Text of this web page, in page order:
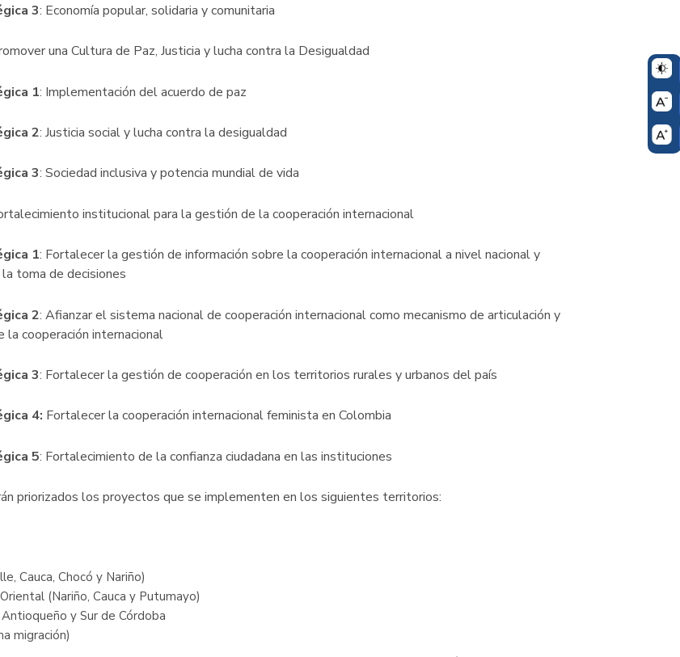
3: Economía popular, solidaria y comunitaria
una Cultura de Paz, Justicia y lucha contra la Desigualdad
1: Implementación del acuerdo de paz
2: Justicia social y lucha contra la desigualdad
3: Sociedad inclusiva y potencia mundial de vida
institucional para la gestión de la cooperación internacional
1: Fortalecer la gestión de información sobre la cooperación internacional a nivel nacional y
toma de decisiones
2: Afianzar el sistema nacional de cooperación internacional como mecanismo de articulación y
la cooperación internacional
3: Fortalecer la gestión de cooperación en los territorios rurales y urbanos del país
4: Fortalecer la cooperación internacional feminista en Colombia
5: Fortalecimiento de la confianza ciudadana en las instituciones
priorizados los proyectos que se implementen en los siguientes territorios:
Cauca, Chocó y Nariño)
(Nariño, Cauca y Putumayo)
Antioqueño y Sur de Córdoba
migración)